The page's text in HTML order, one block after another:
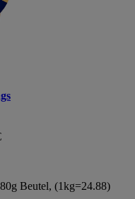
Beutel, (1kg=24.88)